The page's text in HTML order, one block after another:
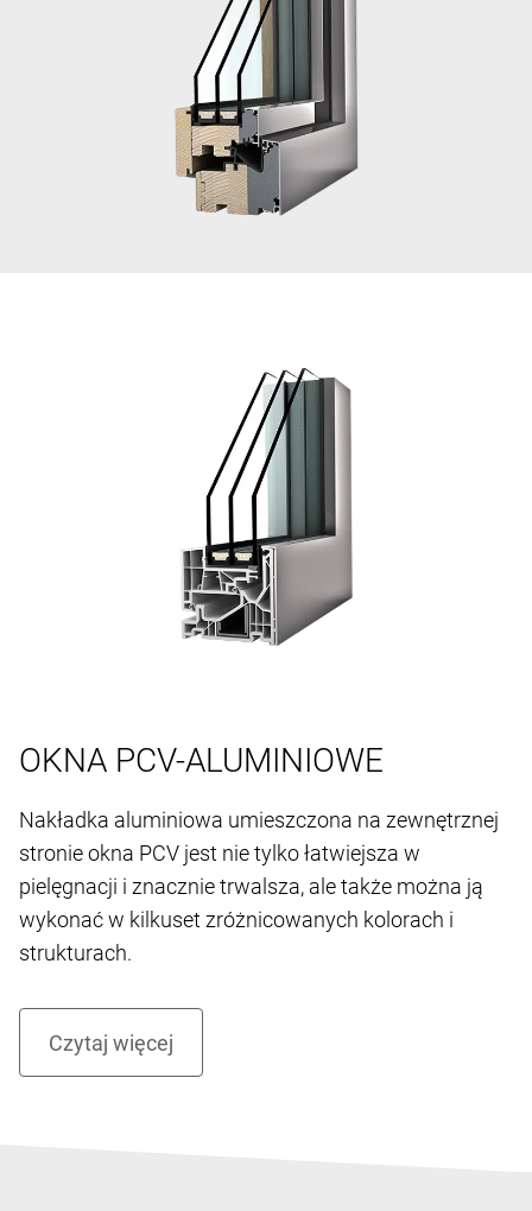
OKNA PCV-ALUMINIOWE
Nakładka aluminiowa umieszczona na zewnętrznej
stronie okna PCV jest nie tylko łatwiejsza w
pielęgnacji i znacznie trwalsza, ale także można ją
wykonać w kilkuset zróżnicowanych kolorach i
strukturach.